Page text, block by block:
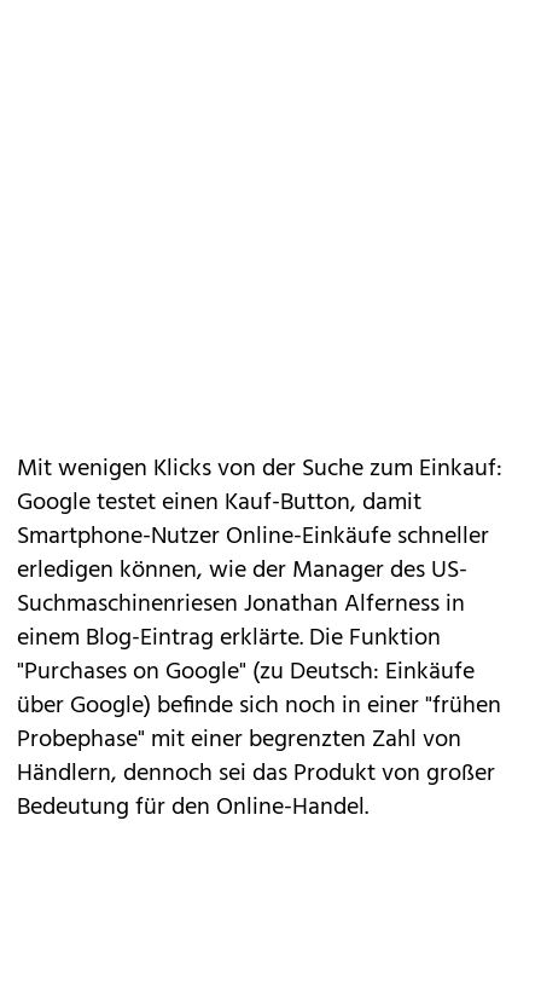
Mit wenigen Klicks von der Suche zum Einkauf:
Googletestet einen Kauf-Button, damit
Smartphone-Nutzer Online-Einkäufe schneller
erledigen können, wie der Manager des US-
Suchmaschinenriesen Jonathan Alferness in
einem Blog-Eintrag erklärte. Die Funktion
"Purchases on Google" (zu Deutsch: Einkäufe
über Google) befinde sich noch in einer "frühen
Probephase" mit einer begrenzten Zahl von
Händlern, dennoch sei das Produkt von großer
Bedeutung für den Online-Handel.